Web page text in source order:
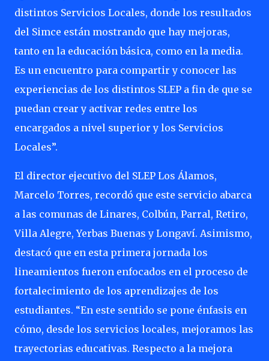
distintos Servicios Locales, donde los resultados
del Simce están mostrando que hay mejoras,
tanto en la educación básica, como en la media.
Es un encuentro para compartir y conocer las
experiencias de los distintos SLEP a fin de que se
puedan crear y activar redes entre los
encargados a nivel superior y los Servicios
Locales”.
El director ejecutivo del SLEP Los Álamos,
Marcelo Torres, recordó que este servicio abarca
a las comunas de Linares, Colbún, Parral, Retiro,
Villa Alegre, Yerbas Buenas y Longaví. Asimismo,
destacó que en esta primera jornada los
lineamientos fueron enfocados en el proceso de
fortalecimiento de los aprendizajes de los
estudiantes. “En este sentido se pone énfasis en
cómo, desde los servicios locales, mejoramos las
trayectorias educativas. Respecto a la mejora